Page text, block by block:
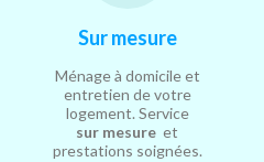
Sur mesure
Ménage à domicile et
entretien de votre
logement. Service
sur mesure et
prestations soignées.